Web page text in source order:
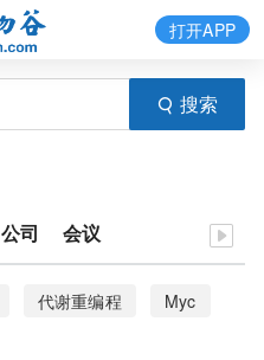
搜索
打开APP
公司 会议
代谢重编程
Myc